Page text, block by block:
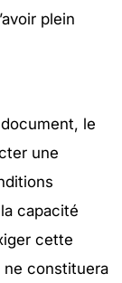
plein
le
une
capacité
cette
constituera